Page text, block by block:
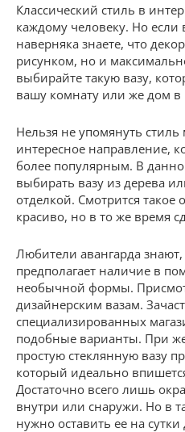
Классический стиль в
каждому человеку. Но
наверняка знаете, что
рисунком, но и
выбирайте такую вазу,
вашу комнату или же дом в
Нельзя не упомянуть
интересное направление,
более популярным. В
выбирать вазу из дерева
отделкой. Смотрится
красиво, но в то же время
Любители авангарда знают,
предполагает наличие в
необычной формы.
дизайнерским вазам.
специализированных
подобные варианты. При
простую стеклянную вазу
который идеально
Достаточно всего лишь
внутри или снаружи. Но в
нужно оставить ее на